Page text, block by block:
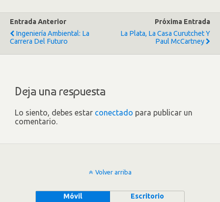
Entrada Anterior
Ingeniería Ambiental: La
Carrera Del Futuro
Próxima Entrada
La Plata, La Casa Curutchet Y
Paul McCartney
Deja una respuesta
Lo siento, debes estar conectado para publicar un
comentario.
Volver arriba
Móvil Escritorio